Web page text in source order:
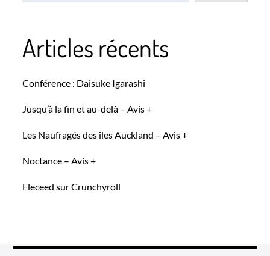
Articles récents
Conférence : Daisuke Igarashi
Jusqu’à la fin et au-delà – Avis +
Les Naufragés des îles Auckland – Avis +
Noctance – Avis +
Eleceed sur Crunchyroll